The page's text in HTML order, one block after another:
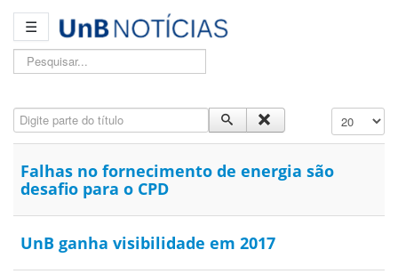
☰
Pesquisar...
Digite parte do título Exibir #
Falhas no fornecimento de energia são
desafio para o CPD
UnB ganha visibilidade em 2017